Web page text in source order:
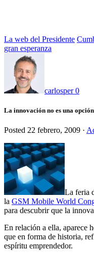
La web del Presidente
gran esperanza
carlosper 0
La innovación no es una opción
Posted 22 febrero, 2009 ·
La feria
la GSM Mobile World
para descubrir que la
En relación a ella, aparece
que en forma de historia,
espíritu emprendedor.